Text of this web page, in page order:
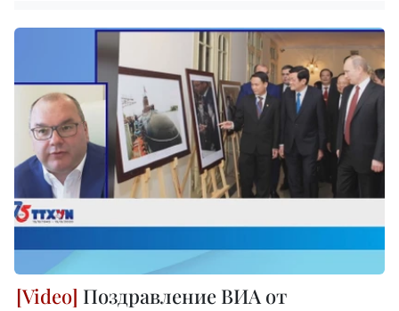
Поздравление ВИА от